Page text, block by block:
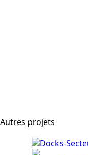
Autres projets